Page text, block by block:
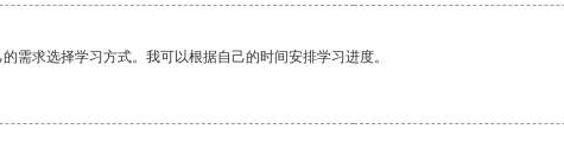
需求选择学习方式。我可以根据自己的时间安排学习进度。